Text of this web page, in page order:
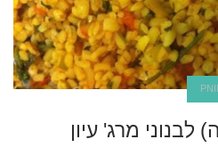
מרג' עיון